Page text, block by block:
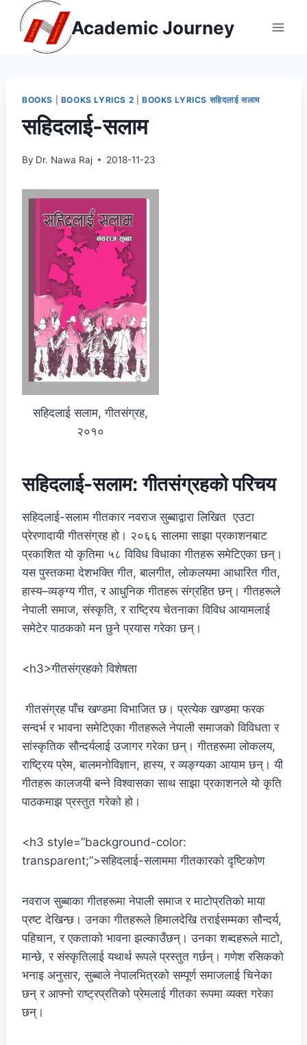
content
Academic Journey
BOOKS BOOKS LYRICS 2 BOOKS LYRICS सहिदलाई सलाम
सहिदलाई-सलाम
By Dr. Nawa Raj 2018-11-23
सहिदलाई सलाम, गीतसंग्रह,
२०१०
सहिदलाई-सलाम: गीतसंग्रहको परिचय
सहिदलाई-सलाम गीतकार नवराज सुब्बाद्वारा लिखित एउटा
प्रेरणादायी गीतसंग्रह हो। २०६६ सालमा साझा प्रकाशनबाट
प्रकाशित यो कृतिमा ५८ विविध विधाका गीतहरू समेटिएका छन्।
यस पुस्तकमा देशभक्ति गीत, बालगीत, लोकलयमा आधारित गीत,
हास्य–व्यङ्ग्य गीत, र आधुनिक गीतहरू संग्रहित छन्। गीतहरूले
नेपाली समाज, संस्कृति, र राष्ट्रिय चेतनाका विविध आयामलाई
समेटेर पाठकको मन छुने प्रयास गरेका छन्।
<h3>गीतसंग्रहको विशेषता
गीतसंग्रह पाँच खण्डमा विभाजित छ। प्रत्येक खण्डमा फरक
सन्दर्भ र भावना समेटिएका गीतहरूले नेपाली समाजको विविधता र
सांस्कृतिक सौन्दर्यलाई उजागर गरेका छन्। गीतहरूमा लोकलय,
राष्ट्रिय प्रेम, बालमनोविज्ञान, हास्य, र व्यङ्ग्यका आयाम छन्। यी
गीतहरू कालजयी बन्ने विश्वासका साथ साझा प्रकाशनले यो कृति
पाठकमाझ प्रस्तुत गरेको हो।
<h3 style=”background-color:
transparent;”>सहिदलाई-सलाममा गीतकारको दृष्टिकोण
नवराज सुब्बाका गीतहरूमा नेपाली समाज र माटोप्रतिको माया
प्रष्ट देखिन्छ। उनका गीतहरूले हिमालदेखि तराईसम्मका सौन्दर्य,
पहिचान, र एकताको भावना झल्काउँछन्। उनका शब्दहरूले माटो,
मान्छे, र संस्कृतिलाई यथार्थ रूपले प्रस्तुत गर्छन्। गणेश रसिकको
भनाइ अनुसार, सुब्बाले नेपालभित्रको सम्पूर्ण समाजलाई चिनेका
छन् र आफ्नो राष्ट्रप्रतिको प्रेमलाई गीतका रूपमा व्यक्त गरेका
छन्।